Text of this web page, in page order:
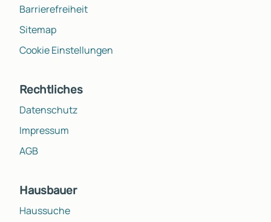
Barrierefreiheit
Sitemap
Cookie Einstellungen
Rechtliches
Datenschutz
Impressum
AGB
Hausbauer
Haussuche